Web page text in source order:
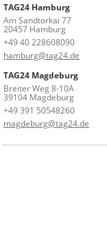
TAG24 Hamburg
Am Sandtorkai 77
20457 Hamburg
+49 40 228608090
hamburg@tag24.de
TAG24 Magdeburg
Breiter Weg 8-10A
39104 Magdeburg
+49 391 50548260
magdeburg@tag24.de